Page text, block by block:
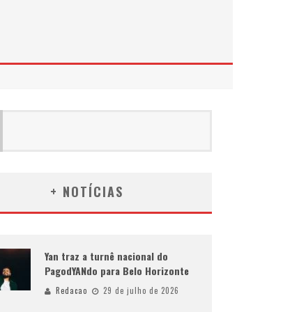
+ NOTÍCIAS
Yan traz a turnê nacional do
PagodYANdo para Belo Horizonte
Redacao 29 de julho de 2026